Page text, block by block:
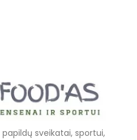
papildų sveikatai, sportui,